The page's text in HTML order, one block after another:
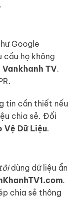
Google
cầu họ không
Vankhanh TV.
tin cần thiết nếu
chia sẻ. Đối
Vệ Dữ Liệu.
dùng dữ liệu ẩn
.
chia sẻ thông